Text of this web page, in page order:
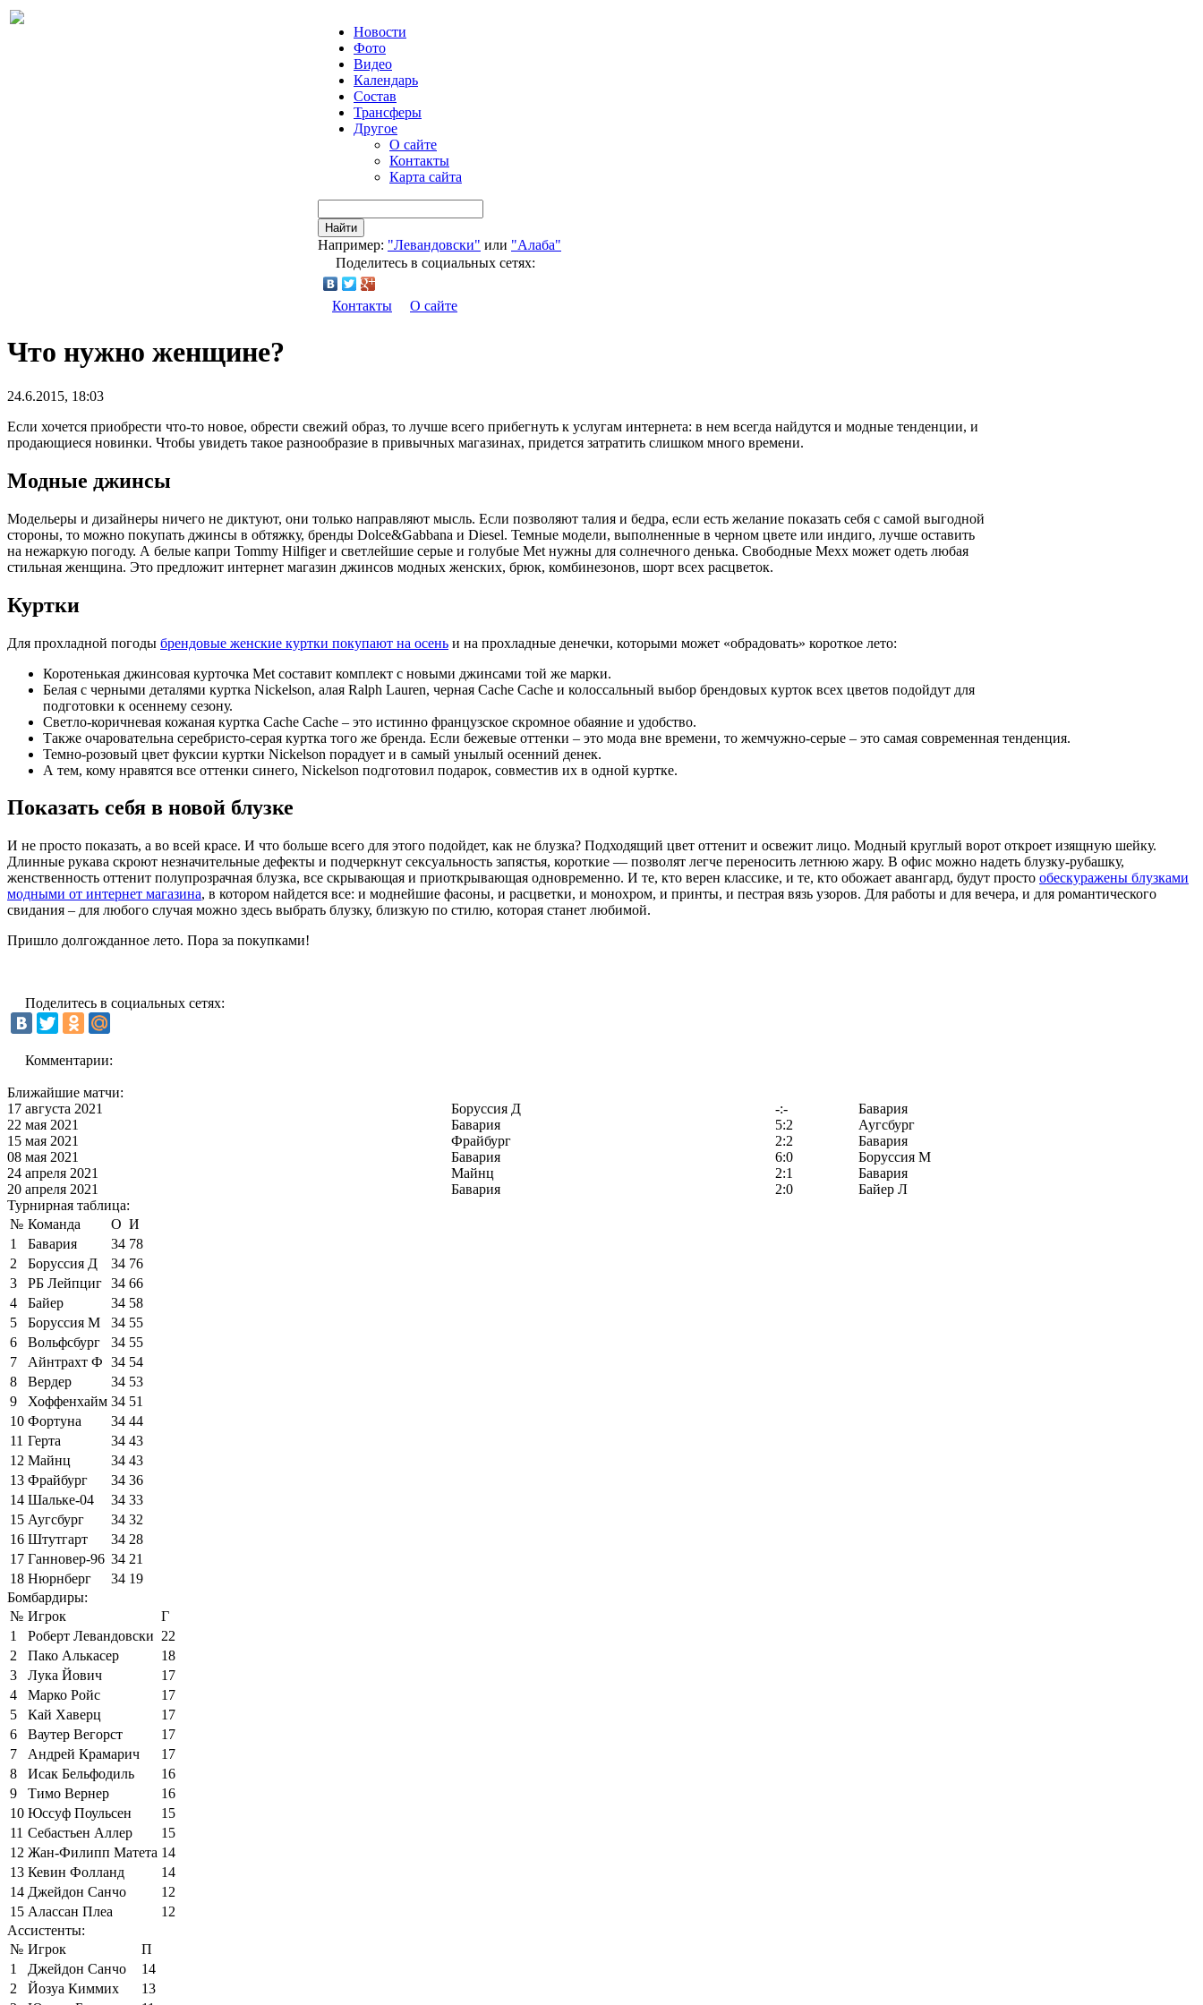
Новости
Фото
Видео
Календарь
Состав
Трансферы
Другое
О сайте
Контакты
Карта сайта
Найти
Например: "Левандовски" или "Алаба"
Поделитесь в социальных сетях:
Контакты О сайте
Что нужно женщине?
24.6.2015, 18:03
Если хочется приобрести что-то новое, обрести свежий образ, то лучше всего прибегнуть к услугам интернета: в нем всегда найдутся и модные тенденции, и
продающиеся новинки. Чтобы увидеть такое разнообразие в привычных магазинах, придется затратить слишком много времени.
Модные джинсы
Модельеры и дизайнеры ничего не диктуют, они только направляют мысль. Если позволяют талия и бедра, если есть желание показать себя с самой выгодной
стороны, то можно покупать джинсы в обтяжку, бренды Dolce&Gabbana и Diesel. Темные модели, выполненные в черном цвете или индиго, лучше оставить
на нежаркую погоду. А белые капри Tommy Hilfiger и светлейшие серые и голубые Met нужны для солнечного денька. Свободные Mexx может одеть любая
стильная женщина. Это предложит интернет магазин джинсов модных женских, брюк, комбинезонов, шорт всех расцветок.
Куртки
Для прохладной погоды брендовые женские куртки покупают на осень и на прохладные денечки, которыми может «обрадовать» короткое лето:
Коротенькая джинсовая курточка Met составит комплект с новыми джинсами той же марки.
Белая с черными деталями куртка Nickelson, алая Ralph Lauren, черная Cache Cache и колоссальный выбор брендовых курток всех цветов подойдут для
подготовки к осеннему сезону.
Светло-коричневая кожаная куртка Cache Cache – это истинно французское скромное обаяние и удобство.
Также очаровательна серебристо-серая куртка того же бренда. Если бежевые оттенки – это мода вне времени, то жемчужно-серые – это самая современная тенденция.
Темно-розовый цвет фуксии куртки Nickelson порадует и в самый унылый осенний денек.
А тем, кому нравятся все оттенки синего, Nickelson подготовил подарок, совместив их в одной куртке.
Показать себя в новой блузке
И не просто показать, а во всей красе. И что больше всего для этого подойдет, как не блузка? Подходящий цвет оттенит и освежит лицо. Модный круглый ворот откроет изящную шейку.
Длинные рукава скроют незначительные дефекты и подчеркнут сексуальность запястья, короткие — позволят легче переносить летнюю жару. В офис можно надеть блузку-рубашку,
женственность оттенит полупрозрачная блузка, все скрывающая и приоткрывающая одновременно. И те, кто верен классике, и те, кто обожает авангард, будут просто обескуражены блузками
модными от интернет магазина, в котором найдется все: и моднейшие фасоны, и расцветки, и монохром, и принты, и пестрая вязь узоров. Для работы и для вечера, и для романтического
свидания – для любого случая можно здесь выбрать блузку, близкую по стилю, которая станет любимой.
Пришло долгожданное лето. Пора за покупками!
Поделитесь в социальных сетях:
Комментарии:
Ближайшие матчи:
17 августа 2021
Боруссия Д -:-
Бавария
22 мая 2021
Бавария 5:2
Аугсбург
15 мая 2021
Фрайбург 2:2
Бавария
08 мая 2021
Бавария 6:0
Боруссия М
24 апреля 2021
Майнц 2:1
Бавария
20 апреля 2021
Бавария 2:0
Байер Л
Турнирная таблица:
№ Команда О И
1
Бавария 34 78
2
Боруссия Д 34 76
3
РБ Лейпциг 34 66
4
Байер 34 58
5
Боруссия М 34 55
6
Вольфсбург 34 55
7
Айнтрахт Ф 34 54
8
Вердер 34 53
9
Хоффенхайм 34 51
10 Фортуна 34 44
11 Герта 34 43
12 Майнц 34 43
13 Фрайбург 34 36
14 Шальке-04 34 33
15 Аугсбург 34 32
16 Штутгарт 34 28
17 Ганновер-96 34 21
18 Нюрнберг 34 19
Бомбардиры:
№ Игрок
Г
1
Роберт Левандовски 22
2
Пако Алькасер
18
3
Лука Йович
17
4
Марко Ройс
17
5
Кай Хаверц
17
6
Ваутер Вегорст
17
7
Андрей Крамарич
17
8
Исак Бельфодиль
16
9
Тимо Вернер
16
10 Юссуф Поульсен
15
11 Себастьен Аллер
15
12 Жан-Филипп Матета 14
13 Кевин Фолланд
14
14 Джейдон Санчо
12
15 Алассан Плеа
12
Ассистенты:
№ Игрок
П
1
Джейдон Санчо
14
2
Йозуа Киммих
13